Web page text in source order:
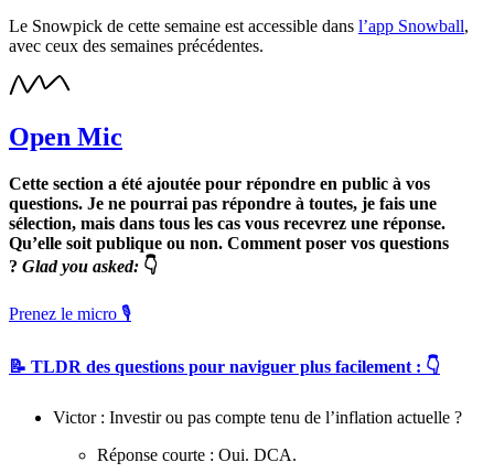
Le Snowpick de cette semaine est accessible dans l’app Snowball,
avec ceux des semaines précédentes.
Open Mic
Cette section a été ajoutée pour répondre en public à vos
questions. Je ne pourrai pas répondre à toutes, je fais une
sélection, mais dans tous les cas vous recevrez une réponse.
Qu’elle soit publique ou non. Comment poser vos questions
? Glad you asked: 👇
Prenez le micro 🎙
📝 TLDR des questions pour naviguer plus facilement : 👇
Victor : Investir ou pas compte tenu de l’inflation actuelle ?
Réponse courte : Oui. DCA.